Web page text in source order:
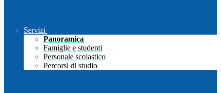
Servizi
Panoramica
Famiglie e studenti
Personale scolastico
Percorsi di studio